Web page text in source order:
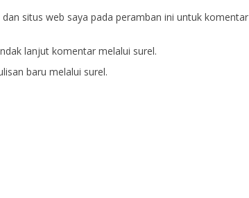
situs web saya pada peramban ini untuk komentar
lanjut komentar melalui surel.
baru melalui surel.